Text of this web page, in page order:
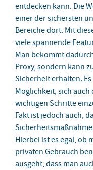
entdecken kann. Die
einer der sichersten
Bereiche dort. Mit
viele spannende
Man bekommt
Proxy, sondern kann
Sicherheit erhalten.
Möglichkeit, sich
wichtigen Schritte
Fakt ist jedoch auch,
Hierbei ist es egal, ob
privaten Gebrauch
ausgeht, dass man